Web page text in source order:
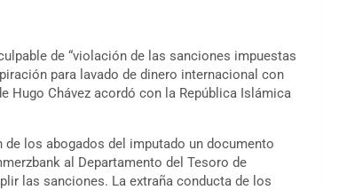
de “violación de las sanciones impuestas
para lavado de dinero internacional con
Hugo Chávez acordó con la República Islámica
los abogados del imputado un documento
al Departamento del Tesoro de
las sanciones. La extraña conducta de los